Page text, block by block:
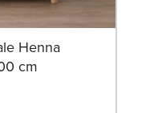
Henna
cm